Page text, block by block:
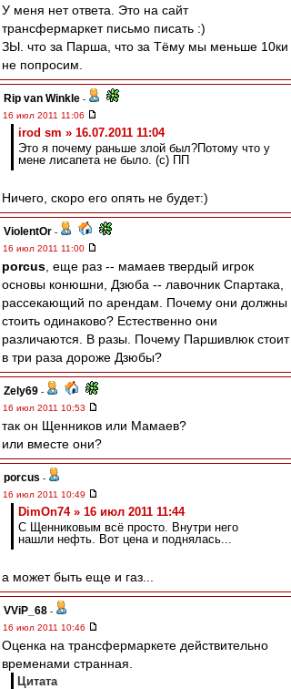
У меня нет ответа. Это на сайт
трансфермаркет письмо писать :)
ЗЫ. что за Парша, что за Тёму мы меньше 10ки
не попросим.
Rip van Winkle -
16 июл 2011 11:06
irod sm » 16.07.2011 11:04
Это я почему раньше злой был?Потому что у
мене лисапета не было. (с) ПП
Ничего, скоро его опять не будет:)
ViolentOr -
16 июл 2011 11:00
porcus , еще раз -- мамаев твердый игрок
основы конюшни, Дзюба -- лавочник Спартака,
рассекающий по арендам. Почему они должны
стоить одинаково? Естественно они
различаются. В разы. Почему Паршивлюк стоит
в три раза дороже Дзюбы?
Zely69 -
16 июл 2011 10:53
так он Щенников или Мамаев?
или вместе они?
porcus -
16 июл 2011 10:49
DimOn74 » 16 июл 2011 11:44
С Щенниковым всё просто. Внутри него
нашли нефть. Вот цена и поднялась...
а может быть еще и газ...
VViP_68 -
16 июл 2011 10:46
Оценка на трансфермаркете действительно
временами странная.
Цитата